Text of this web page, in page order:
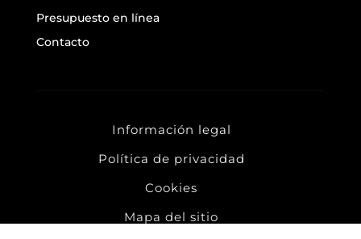
Presupuesto en línea
Contacto
Información legal
Política de privacidad
Cookies
Mapa del sitio